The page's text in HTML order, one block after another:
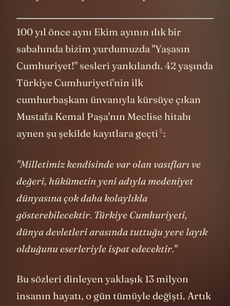
100 yıl önce aynı Ekim ayının ılık bir
sabahında bizim yurdumuzda "Yaşasın
Cumhuriyet!" sesleri yankılandı. 42 yaşında
Türkiye Cumhuriyeti'nin ilk
cumhurbaşkanı ünvanıyla kürsüye çıkan
Mustafa Kemal Paşa'nın Meclise hitabı
aynen şu şekilde kayıtlara geçti 5:
"Milletimiz kendisinde var olan vasıfları ve
değeri, hükümetin yeni adıyla medeniyet
dünyasına çok daha kolaylıkla
gösterebilecektir. Türkiye Cumhuriyeti,
dünya devletleri arasında tuttuğu yere layık
olduğunu eserleriyle ispat edecektir."
Bu sözleri dinleyen yaklaşık 13 milyon
insanın hayatı, o gün tümüyle değişti. Artık